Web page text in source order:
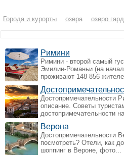
Города и курорты озера озеро
Римини
Римини - второй самый
Эмилии-Романьи (на
проживают 148 856
Достопримечательности
описание. Советы
достопримечательности
Верона
Достопримечательности
посмотреть? Отели, как
шоппинг в Вероне, фото...